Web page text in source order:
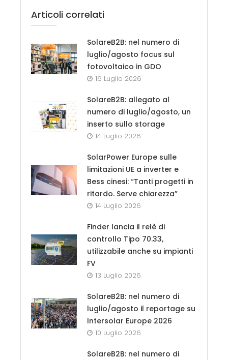
Articoli correlati
SolareB2B: nel numero di
luglio/agosto focus sul
fotovoltaico in GDO
16 Luglio 2026
SolareB2B: allegato al
numero di luglio/agosto, un
inserto sullo storage
14 Luglio 2026
SolarPower Europe sulle
limitazioni UE a inverter e
Bess cinesi: “Tanti progetti in
ritardo. Serve chiarezza”
14 Luglio 2026
Finder lancia il relè di
controllo Tipo 70.33,
utilizzabile anche su impianti
FV
13 Luglio 2026
SolareB2B: nel numero di
luglio/agosto il reportage su
Intersolar Europe 2026
10 Luglio 2026
SolareB2B: nel numero di